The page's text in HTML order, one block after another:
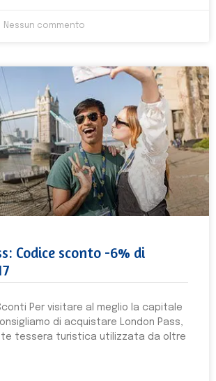
Nessun commento
Codice sconto -6% di
Per visitare al meglio la capitale
di acquistare London Pass,
tessera turistica utilizzata da oltre